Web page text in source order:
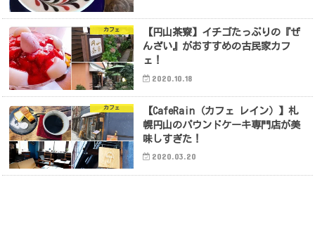
カフェ
【円山茶寮】イチゴたっぷりの『ぜ
んざい』がおすすめの古民家カフ
ェ！
2020.10.18
カフェ
【CafeRain（カフェ レイン）】札
幌円山のパウンドケーキ専門店が美
味しすぎた！
2020.03.20